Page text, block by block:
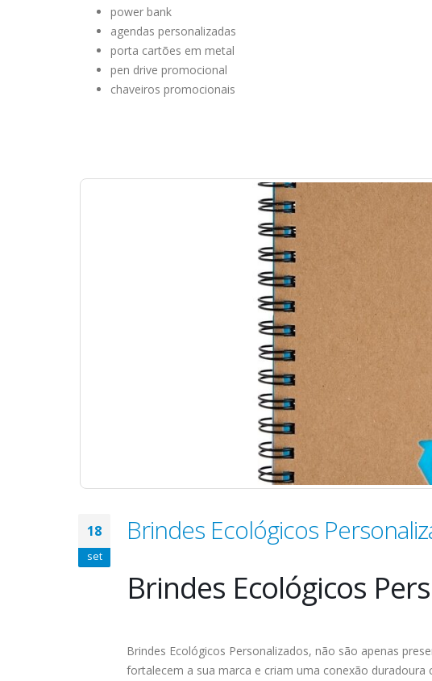
power bank
agendas personalizadas
porta cartões em metal
pen drive promocional
chaveiros promocionais
18
set
Brindes Ecológicos
Brindes Ecológicos
Brindes Ecológicos Personalizados, não são apenas
fortalecem a sua marca e criam uma conexão duradoura